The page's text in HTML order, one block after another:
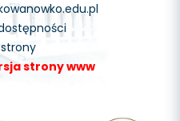
strony www